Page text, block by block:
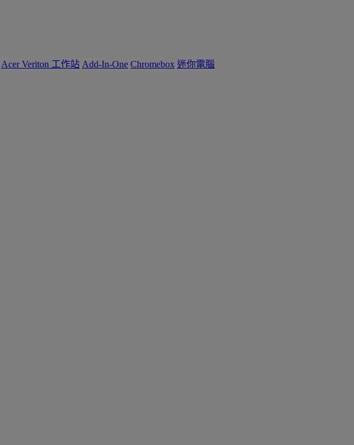
Acer Veriton 工作站 Add-In-One Chromebox 迷你電腦